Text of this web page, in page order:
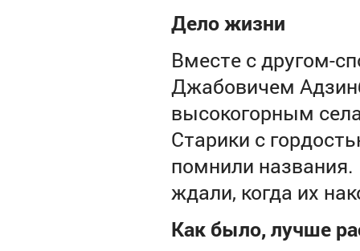
Дело жизни
Вместе с другом-
Джабовичем
высокогорным
Старики с
помнили
ждали, когда их
Как было, лучше